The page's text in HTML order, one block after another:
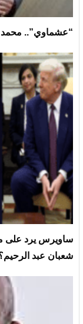
“عشماوي”.. محمد
ساويرس يرد على
شعبان عبد